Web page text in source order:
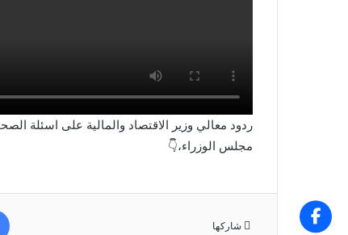
ردود معالي وزير الاقتصاد والمالية على اسئلة
مجلس الوزراء،👇
شاركها